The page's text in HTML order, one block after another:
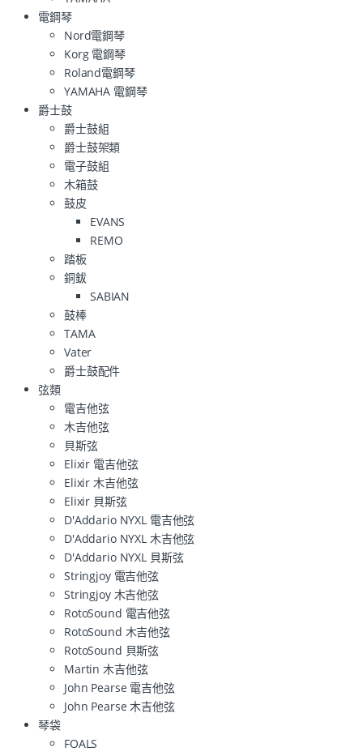
電鋼琴
Nord電鋼琴
Korg 電鋼琴
Roland電鋼琴
YAMAHA 電鋼琴
爵士鼓
爵士鼓組
爵士鼓架類
電子鼓組
木箱鼓
鼓皮
EVANS
REMO
踏板
銅鈸
SABIAN
鼓棒
TAMA
Vater
爵士鼓配件
弦類
電吉他弦
木吉他弦
貝斯弦
Elixir 電吉他弦
Elixir 木吉他弦
Elixir 貝斯弦
D'Addario NYXL 電吉他弦
D'Addario NYXL 木吉他弦
D'Addario NYXL 貝斯弦
Stringjoy 電吉他弦
Stringjoy 木吉他弦
RotoSound 電吉他弦
RotoSound 木吉他弦
RotoSound 貝斯弦
Martin 木吉他弦
John Pearse 電吉他弦
John Pearse 木吉他弦
琴袋
FOALS